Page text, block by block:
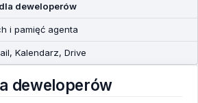
deweloperów
i pamięć agenta
Kalendarz, Drive
deweloperów